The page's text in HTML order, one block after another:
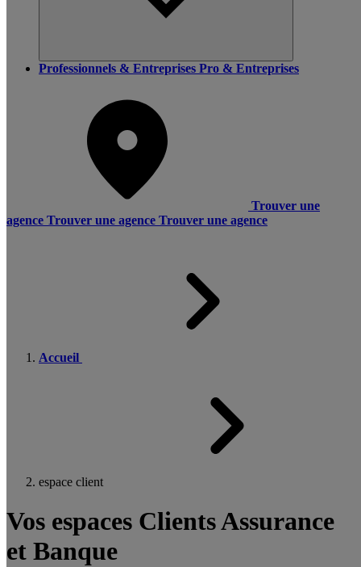
Professionnels & Entreprises Pro & Entreprises
Trouver une
agence Trouver une agence Trouver une agence
Accueil
espace client
Vos espaces Clients Assurance
et Banque